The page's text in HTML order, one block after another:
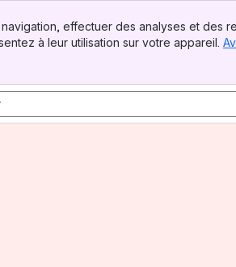
effectuer des analyses et des
à leur utilisation sur votre appareil.